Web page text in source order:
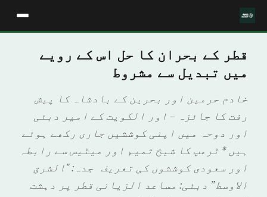
قطر کے بحران کا حل اس کے رویے
میں تبدیل سے مشروط
خادم حرمين اور بحرین کے بادشاہ کا پیش
رفت کا جائزہ – اور الكويت کے امیر دبئی
اور دوحہ میں اپنی کوششیں جاری رکھے ہوئے
ہیں * ٹرمپ کا شیخ تمیم اور میٹیس سے رابطہ
اور سعودی کوششوں کی تعریف جدہ: "الشرق
الاوسط” دبئی: مساعد الزيانی قطر پر دہشت